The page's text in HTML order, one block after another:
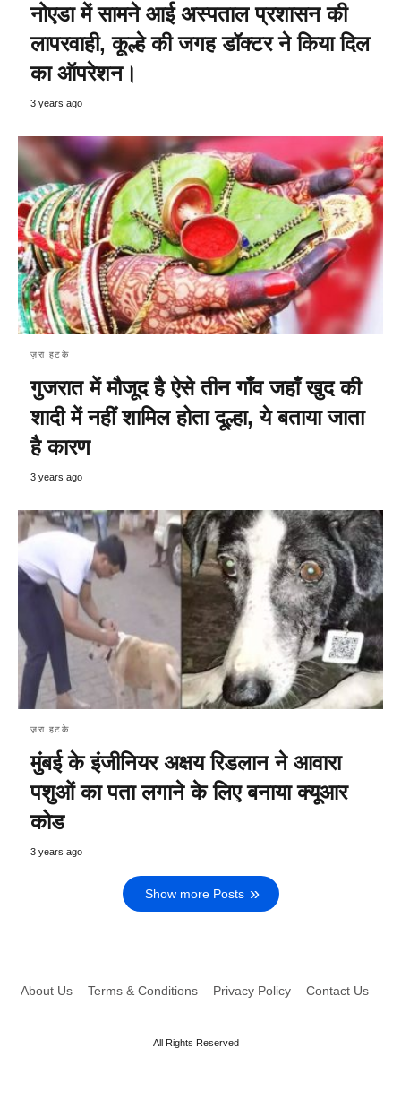
नोएडा में सामने आई अस्पताल प्रशासन की
लापरवाही, कूल्हे की जगह डॉक्टर ने किया दिल
का ऑपरेशन।
3 years ago
ज़रा हटके
गुजरात में मौजूद है ऐसे तीन गाँव जहाँ खुद की
शादी में नहीं शामिल होता दूल्हा, ये बताया जाता
है कारण
3 years ago
ज़रा हटके
मुंबई के इंजीनियर अक्षय रिडलान ने आवारा
पशुओं का पता लगाने के लिए बनाया क्यूआर
कोड
3 years ago
Show more Posts
About Us Terms & Conditions Privacy Policy Contact Us
All Rights Reserved